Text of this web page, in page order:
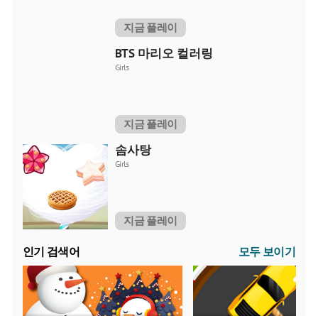
지금 플레이
BTS 마리오 컬러링
Girls
지금 플레이
솜사탕
Girls
지금 플레이
인기 검색어 모두 보이기